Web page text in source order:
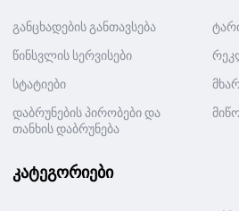
განცხადების განთავსება
წინსვლის სერვისები
სტატიები
დაბრუნების პირობები და
თანხის დაბრუნება
კატეგორიები